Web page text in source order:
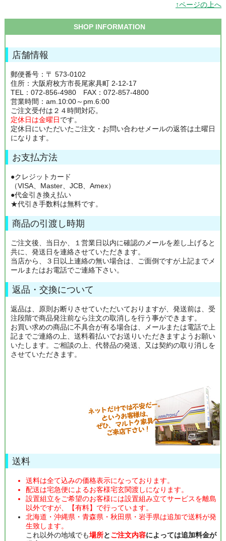
↑ページの上へ
SHOP INFORMATION
店舗情報
郵便番号：〒 573-0102
住所：大阪府枚方市長尾家具町 2-12-17
TEL：072-856-4980 FAX：072-857-4800
営業時間：am.10:00～pm.6:00
ご注文受付は２４時間対応。
定休日は金曜日です。
定休日にいただいたご注文・お問い合わせメールの返答は土曜日
になります。
お支払方法
●クレジットカード
（VISA、Master、JCB、Amex）
●代金引き換え払い
★代引き手数料は無料です。
商品の引渡し時期
ご注文後、当日か、１営業日以内に確認のメールを差し上げると
共に、発送日を連絡させていただきます。
当店から、３日以上連絡の無い場合は、ご面倒ですが上記までメ
ールまたはお電話でご連絡下さい。
返品・交換について
返品は、原則お断りさせていただいておりますが、発送前は、受
注段階で商品発注前なら注文の取消しを行う事ができます。
お買い求めの商品に不具合が有る場合は、メールまたは電話で上
記までご連絡の上、送料着払いでお送りいただきますようお願い
いたします。ご相談の上、代替品の発送、又は契約の取り消しを
させていただきます。
送料
送料は全て込みの価格表示になっております。
配送は宅急便によるお客様宅玄関渡しになります。
設置組立をご希望のお客様には設置組み立てサービスを離島
以外ですが、【有料】で行っています。
北海道・沖縄県・青森県・秋田県・岩手県は追加で送料が発
生致します。
これ以外の地域でも場所とご注文内容によっては追加料金が